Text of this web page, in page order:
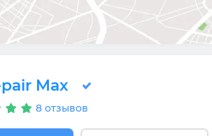
Max
8 отзывов